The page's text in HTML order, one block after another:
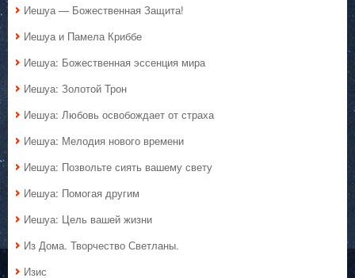
Иешуа — Божественная Защита!
Иешуа и Памела Криббе
Иешуа: Божественная эссенция мира
Иешуа: Золотой Трон
Иешуа: Любовь освобождает от страха
Иешуа: Мелодия нового времени
Иешуа: Позвольте сиять вашему свету
Иешуа: Помогая другим
Иешуа: Цель вашей жизни
Из Дома. Творчество Светланы.
Изис